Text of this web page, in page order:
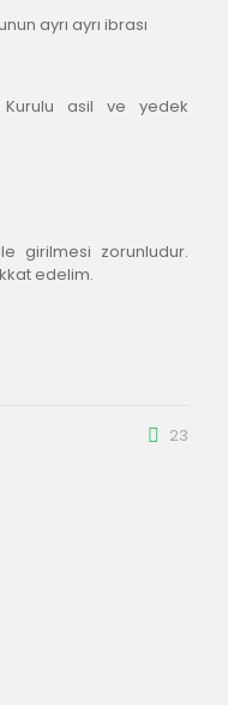
ayrı ayrı ibrası
asil ve yedek
girilmesi zorunludur.
edelim.
23